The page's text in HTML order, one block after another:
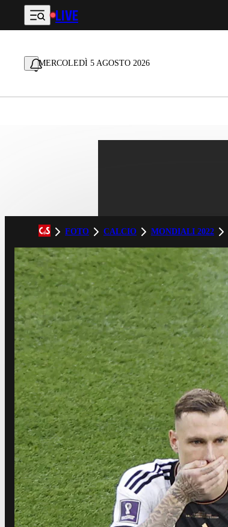
Vai al contenuto principale
LIVE
MERCOLEDÌ 5 AGOSTO 2026
FOTO CALCIO MONDIALI 2022